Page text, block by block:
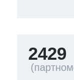
2429